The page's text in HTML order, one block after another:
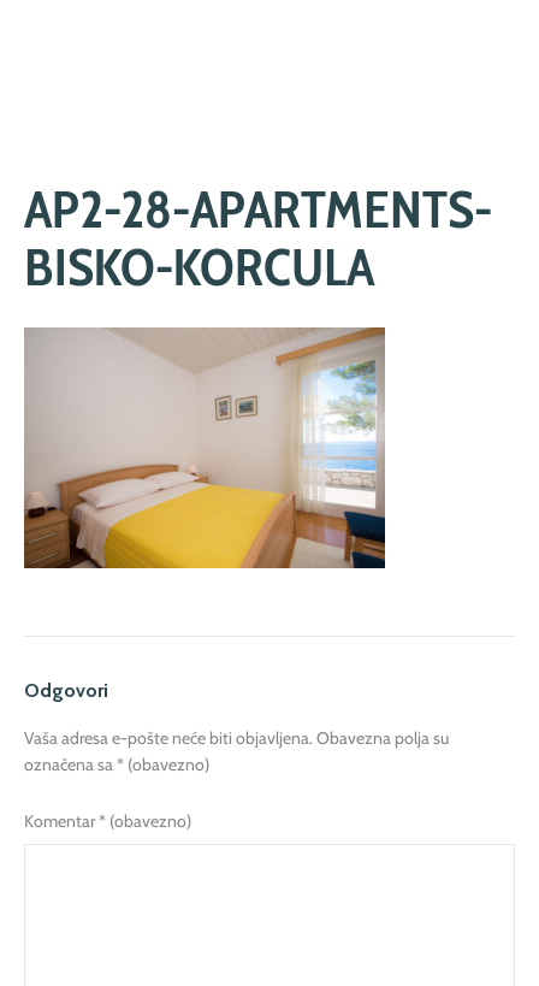
AP2-28-APARTMENTS-
BISKO-KORCULA
Odgovori
Vaša adresa e-pošte neće biti objavljena. Obavezna polja su
označena sa * (obavezno)
Komentar* (obavezno)